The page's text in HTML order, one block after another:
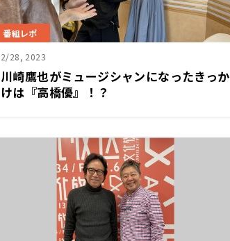
番組レポ
2/28, 2023
川崎鷹也がミュージシャンになったきっか
けは『高橋優』！？